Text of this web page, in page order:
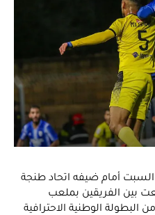
أمام ضيفه اتحاد طنجة
بين الفريقين بملعب
الحسن الثاني ضمن الدورة الـ24 من البطولة الوطنية الاحترافية